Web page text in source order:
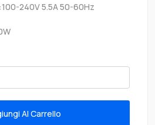
240V 5.5A 50-60Hz
Aggiungi Al Carrello